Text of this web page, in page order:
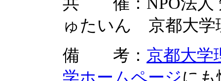
ゅたいん 京都大学
備 考： 京都大学
学ホームページに